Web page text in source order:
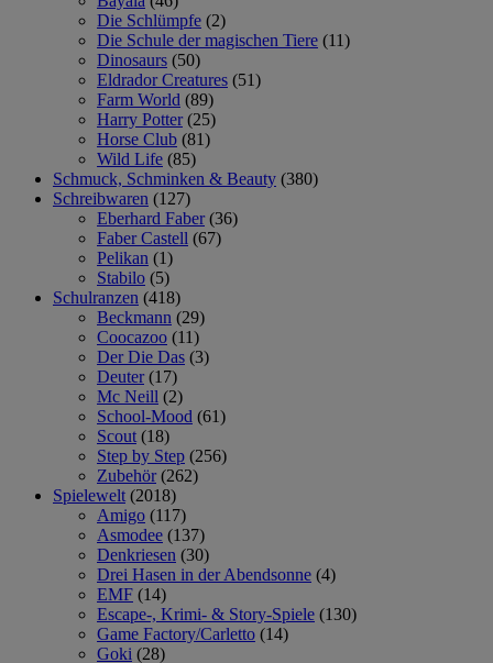
Die Schlümpfe (2)
Die Schule der magischen Tiere (11)
Dinosaurs (50)
Eldrador Creatures (51)
Farm World (89)
Harry Potter (25)
Horse Club (81)
Wild Life (85)
Schmuck, Schminken & Beauty (380)
Schreibwaren (127)
Eberhard Faber (36)
Faber Castell (67)
Pelikan (1)
Stabilo (5)
Schulranzen (418)
Beckmann (29)
Coocazoo (11)
Der Die Das (3)
Deuter (17)
Mc Neill (2)
School-Mood (61)
Scout (18)
Step by Step (256)
Zubehör (262)
Spielewelt (2018)
Amigo (117)
Asmodee (137)
Denkriesen (30)
Drei Hasen in der Abendsonne (4)
EMF (14)
Escape-, Krimi- & Story-Spiele (130)
Game Factory/Carletto (14)
Goki (28)